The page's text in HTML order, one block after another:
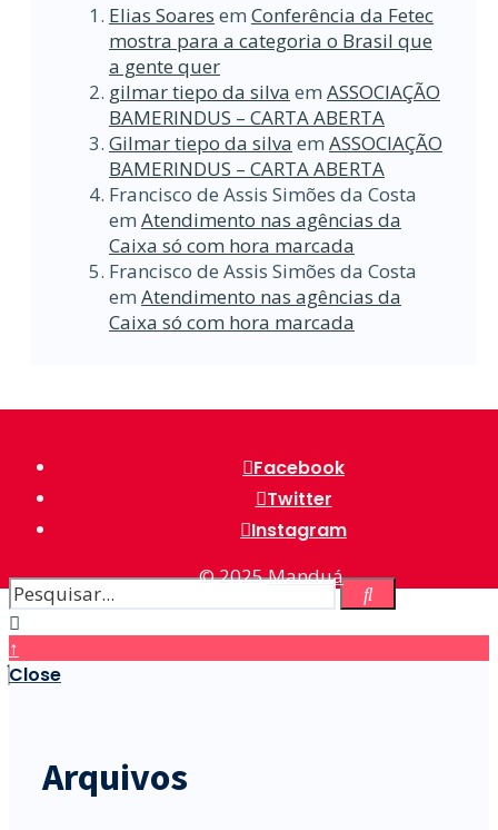
Elias Soares em Conferência da Fetec
mostra para a categoria o Brasil que
a gente quer
gilmar tiepo da silva em ASSOCIAÇÃO
BAMERINDUS – CARTA ABERTA
Gilmar tiepo da silva em ASSOCIAÇÃO
BAMERINDUS – CARTA ABERTA
Francisco de Assis Simões da Costa
em Atendimento nas agências da
Caixa só com hora marcada
Francisco de Assis Simões da Costa
em Atendimento nas agências da
Caixa só com hora marcada
Facebook
Twitter
Instagram
© 2025Manduá
↑
Close
Arquivos